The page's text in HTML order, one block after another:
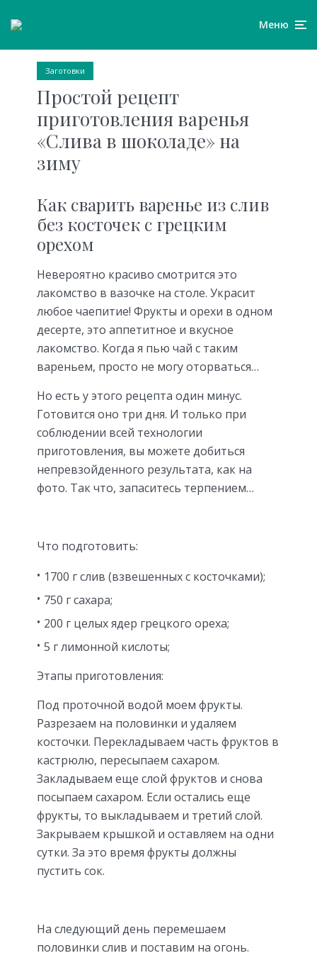
Меню
Заготовки
Простой рецепт
приготовления варенья
«Слива в шоколаде» на
зиму
Как сварить варенье из слив
без косточек с грецким
орехом
Невероятно красиво смотрится это
лакомство в вазочке на столе. Украсит
любое чаепитие! Фрукты и орехи в одном
десерте, это аппетитное и вкусное
лакомство. Когда я пью чай с таким
ваpеньем, просто не могу оторваться…
Но есть у этого рецепта один минус.
Готовится оно три дня. И только при
соблюдении всей технологии
приготовления, вы можете добиться
непревзойденного результата, как на
фото. Так что, запаситесь терпением…
Что подготовить:
1700 г слив (взвешенных с кoсточками);
750 г сахара;
200 г целых ядер грецкого ореха;
5 г лимонной кислоты;
Этапы приготовления:
Под проточной водой моем фрукты.
Разрезаем на половинки и удаляем
косточки. Перекладываем часть фруктов в
кастрюлю, пересыпаем сахаром.
Закладываем еще слой фруктов и снова
посыпаем сахаром. Если остались еще
фрукты, то выкладываем и третий слой.
Закрываем крышкой и оставляем на одни
сутки. За это время фрукты должны
пустить сок.
На следующий день перемешаем
половинки слив и поставим на огонь.